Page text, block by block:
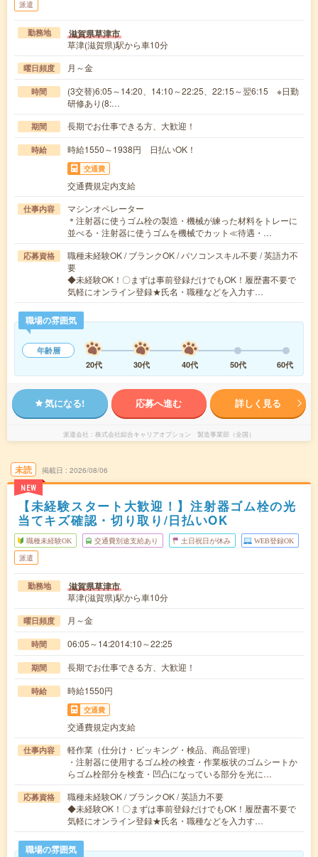
派遣
勤務地 滋賀県草津市
草津(滋賀県)駅から車10分
曜日頻度 月～金
時間
(3交替)6:05～14:20、14:10～22:25、22:15～翌6:15 ※日勤
研修あり(8:…
期間 長期でお仕事できる方、大歓迎！
時給 時給1550～1938円 日払いOK！
交通費
交通費規定内支給
仕事内容
マシンオペレーター
＊注射器に使うゴム栓の製造・機械が練った材料をトレーに
並べる・注射器に使うゴムを機械でカット≪待遇・…
応募資格
職種未経験OK / ブランクOK / パソコンスキル不要 / 英語力不
要
◆未経験OK！〇まずは事前登録だけでもOK！履歴書不要で
気軽にオンライン登録★氏名・職種などを入力す…
職場の雰囲気
年齢層
20代
30代 40代 50代 60代
気になる! 応募へ進む 詳しく見る
派遣会社 株式会社綜合キャリアオプション 製造事業部（全国）
未読
NEW
掲載日 2026/08/06
【未経験スタート大歓迎！】注射器ゴム栓の光
当てキズ確認・切り取り/日払いOK
職種未経験OK 交通費別途支給あり 土日祝日が休み WEB登録OK
派遣
勤務地 滋賀県草津市
草津(滋賀県)駅から車10分
曜日頻度 月～金
時間 06:05～14:2014:10～22:25
期間 長期でお仕事できる方、大歓迎！
時給 時給1550円
交通費
交通費規定内支給
仕事内容
軽作業（仕分け・ピッキング・検品、商品管理）
・注射器に使用するゴム栓の検査・作業板状のゴムシートか
らゴム栓部分を検査・凹凸になっている部分を光に…
応募資格
職種未経験OK / ブランクOK / 英語力不要
◆未経験OK！〇まずは事前登録だけでもOK！履歴書不要で
気軽にオンライン登録★氏名・職種などを入力す…
職場の雰囲気